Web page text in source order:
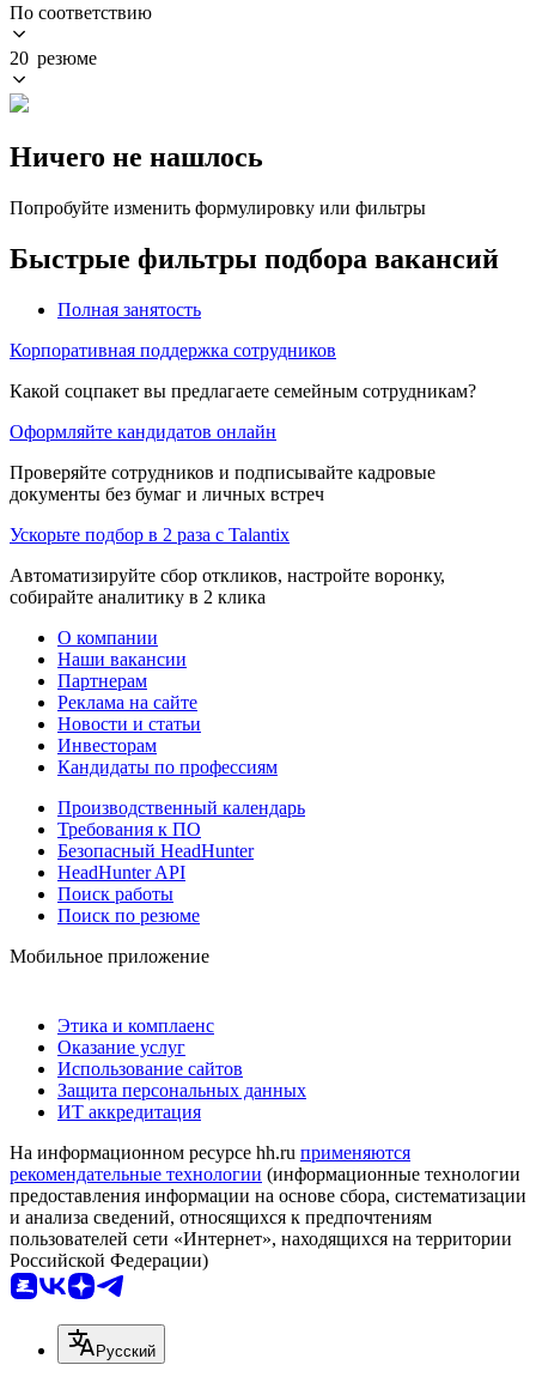
По соответствию
20 резюме
Ничего не нашлось
Попробуйте изменить формулировку или фильтры
Быстрые фильтры подбора вакансий
Полная занятость
Корпоративная поддержка сотрудников
Какой соцпакет вы предлагаете семейным сотрудникам?
Оформляйте кандидатов онлайн
Проверяйте сотрудников и подписывайте кадровые
документы без бумаг и личных встреч
Ускорьте подбор в 2 раза с Talantix
Автоматизируйте сбор откликов, настройте воронку,
собирайте аналитику в 2 клика
О компании
Наши вакансии
Партнерам
Реклама на сайте
Новости и статьи
Инвесторам
Кандидаты по профессиям
Производственный календарь
Требования к ПО
Безопасный HeadHunter
HeadHunter API
Поиск работы
Поиск по резюме
Мобильное приложение
Этика и комплаенс
Оказание услуг
Использование сайтов
Защита персональных данных
ИТ аккредитация
На информационном ресурсе hh.ru применяются
рекомендательные технологии (информационные технологии
предоставления информации на основе сбора, систематизации
и анализа сведений, относящихся к предпочтениям
пользователей сети «Интернет», находящихся на территории
Российской Федерации)
Русский